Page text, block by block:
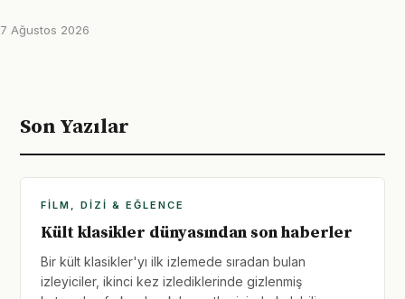
7 Ağustos 2026
Son Yazılar
FILM, DIZI & EĞLENCE
Kült klasikler dünyasından son haberler
Bir kült klasikler'yı ilk izlemede sıradan bulan
izleyiciler, ikinci kez izlediklerinde gizlenmiş